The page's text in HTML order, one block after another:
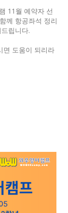
11월 예약자 선
께 항공좌석 정리
립니다.
면 도움이 되리라